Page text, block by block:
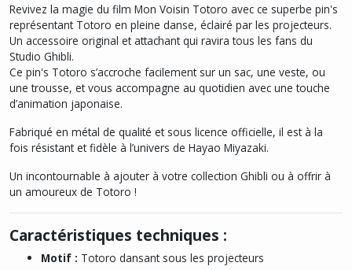
Revivez la magie du film Mon Voisin Totoro avec ce superbe pin's
représentant Totoro en pleine danse, éclairé par les projecteurs.
Un accessoire original et attachant qui ravira tous les fans du
Studio Ghibli.
Ce pin's Totoro s’accroche facilement sur un sac, une veste, ou
une trousse, et vous accompagne au quotidien avec une touche
d’animation japonaise.
Fabriqué en métal de qualité et sous licence officielle, il est à la
fois résistant et fidèle à l’univers de Hayao Miyazaki.
Un incontournable à ajouter à votre collection Ghibli ou à offrir à
un amoureux de Totoro !
Caractéristiques techniques :
Motif : Totoro dansant sous les projecteurs